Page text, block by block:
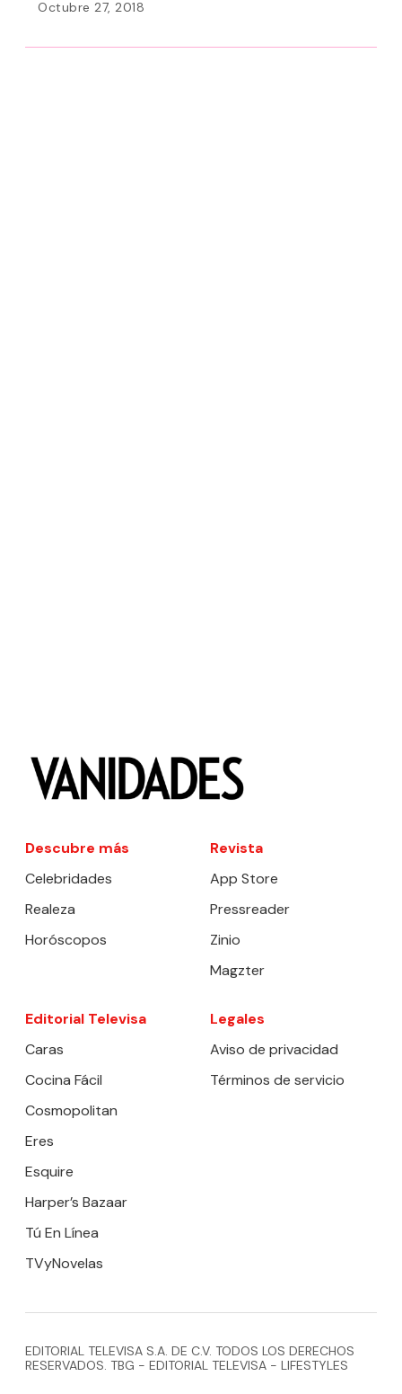
Octubre 27, 2018
Descubre más
Celebridades
Realeza
Horóscopos
Revista
App Store
Pressreader
Zinio
Magzter
Editorial Televisa
Caras
Cocina Fácil
Cosmopolitan
Eres
Esquire
Harper’s Bazaar
Tú En Línea
TVyNovelas
Legales
Aviso de privacidad
Términos de servicio
EDITORIAL TELEVISA S.A. DE C.V. TODOS LOS DERECHOS
RESERVADOS. TBG - EDITORIAL TELEVISA - LIFESTYLES